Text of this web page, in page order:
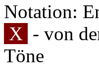
Notation:
X - von
Töne